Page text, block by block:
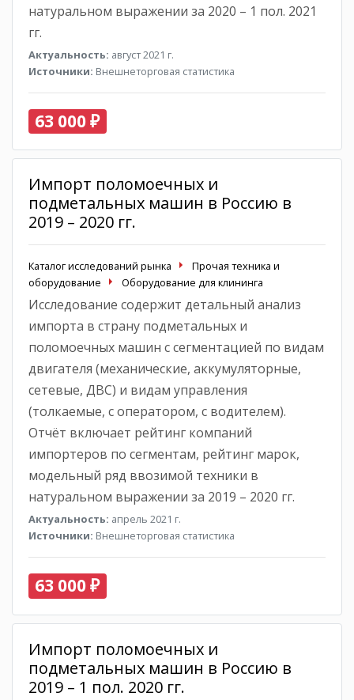
натуральном выражении за 2020 – 1 пол. 2021
гг.
Актуальность: август 2021 г.
Источники: Внешнеторговая статистика
63 000 ₽
Импорт поломоечных и
подметальных машин в Россию в
2019 – 2020 гг.
Каталог исследований рынка
Прочая техника и
оборудование
Оборудование для клининга
Исследование содержит детальный анализ
импорта в страну подметальных и
поломоечных машин с сегментацией по видам
двигателя (механические, аккумуляторные,
сетевые, ДВС) и видам управления
(толкаемые, с оператором, с водителем).
Отчёт включает рейтинг компаний
импортеров по сегментам, рейтинг марок,
модельный ряд ввозимой техники в
натуральном выражении за 2019 – 2020 гг.
Актуальность: апрель 2021 г.
Источники: Внешнеторговая статистика
63 000 ₽
Импорт поломоечных и
подметальных машин в Россию в
2019 – 1 пол. 2020 гг.